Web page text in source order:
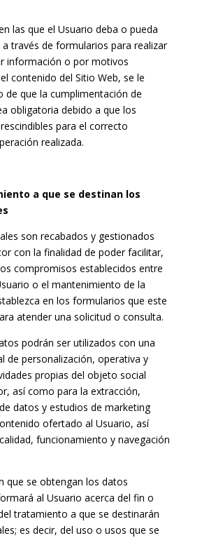
las que el Usuario deba o pueda
través de formularios para realizar
información o por motivos
contenido del Sitio Web, se le
de que la cumplimentación de
obligatoria debido a que los
para el correcto
realizada.
a que se destinan los
son recabados y gestionados
con la finalidad de poder facilitar,
compromisos establecidos entre
o el mantenimiento de la
en los formularios que este
atender una solicitud o consulta.
podrán ser utilizados con una
de personalización, operativa y
propias del objeto social
así como para la extracción,
datos y estudios de marketing
ofertado al Usuario, así
funcionamiento y navegación
que se obtengan los datos
al Usuario acerca del fin o
tratamiento a que se destinarán
es decir, del uso o usos que se